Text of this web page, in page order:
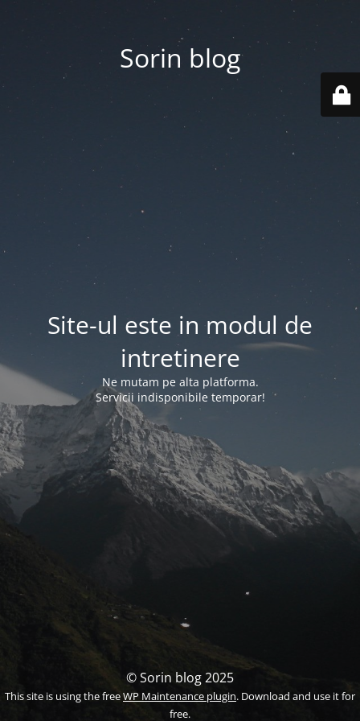
Sorin blog
Site-ul este in modul de
intretinere
Ne mutam pe alta platforma.
Servicii indisponibile temporar!
© Sorin blog 2025
This site is using the freeWP Maintenance plugin. Download and use it for
free.